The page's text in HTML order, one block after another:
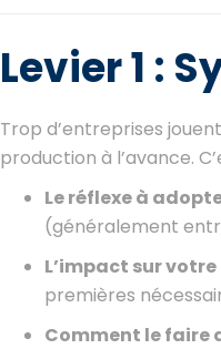
Levier 1 :
Trop d’entreprises
production à l’avance.
Le réflexe à
(généralement
L’impact sur votre
premières
Comment le faire